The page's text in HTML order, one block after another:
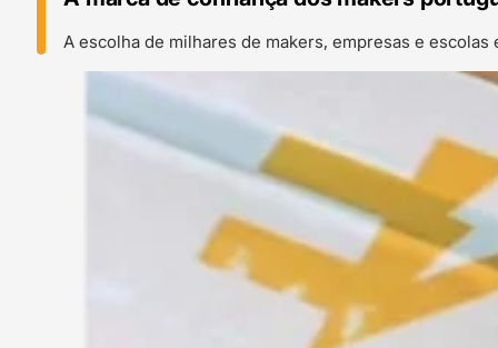
A escolha de milhares de makers, empresas e escolas